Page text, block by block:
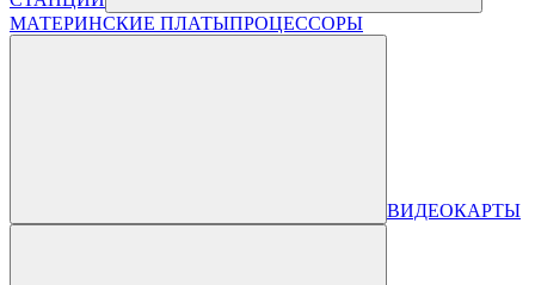
МАТЕРИНСКИЕ ПЛАТЫПРОЦЕССОРЫ
ВИДЕОКАРТЫ